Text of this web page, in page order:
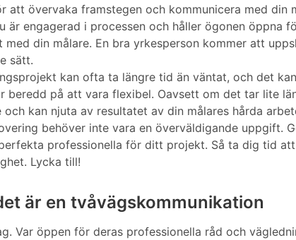
övervaka framstegen och kommunicera med din
engagerad i processen och håller ögonen öppna
din målare. En bra yrkesperson kommer att
sätt.
kan ofta ta längre tid än väntat, och det
på att vara flexibel. Oavsett om det tar lite
kan njuta av resultatet av din målares hårda
behöver inte vara en överväldigande uppgift.
professionella för ditt projekt. Så ta dig tid
Lycka till!
är en tvåvägskommunikation
Var öppen för deras professionella råd och